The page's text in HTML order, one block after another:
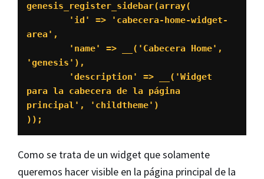
genesis_register_sidebar(array(
area',
'genesis'),
para la cabecera de la página
principal', 'childtheme')
));
Como se trata de un widget que solamente
queremos hacer visible en la página principal de la